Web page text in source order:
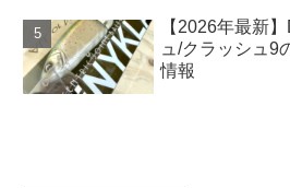
【2026年最新
ュ/クラッシュ9
情報